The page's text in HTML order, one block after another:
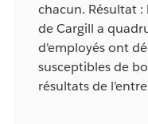
chacun. Résultat
de Cargill a
d'employés ont
susceptibles de
résultats de